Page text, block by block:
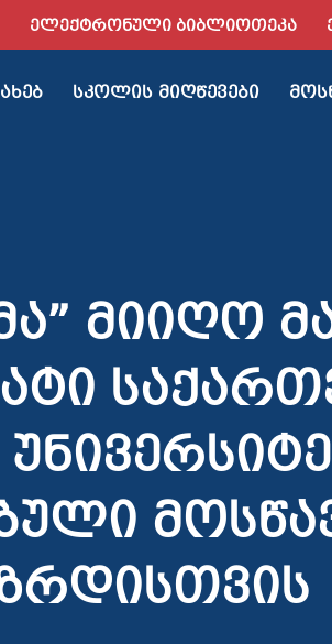
ᲔᲚᲔᲥᲢᲠᲝᲜᲣᲚᲘ ᲑᲘᲑᲚᲘᲝᲗᲔᲙᲐ
ᲡᲙᲝᲚᲘᲡ ᲛᲘᲦᲬᲔᲕᲔᲑᲘ
მიიღო